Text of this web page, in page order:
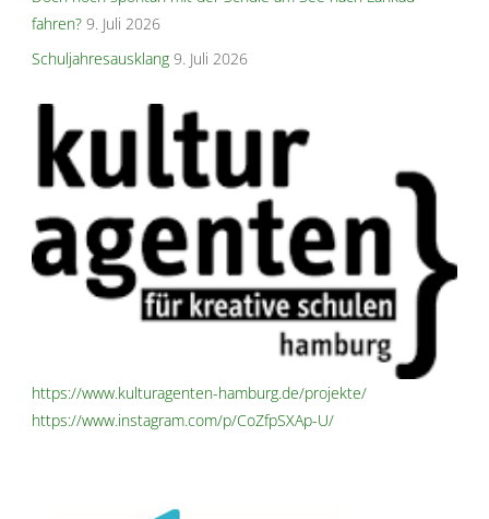
fahren? 9. Juli 2026
Schuljahresausklang 9. Juli 2026
https://www.kulturagenten-hamburg.de/projekte/
https://www.instagram.com/p/CoZfpSXAp-U/